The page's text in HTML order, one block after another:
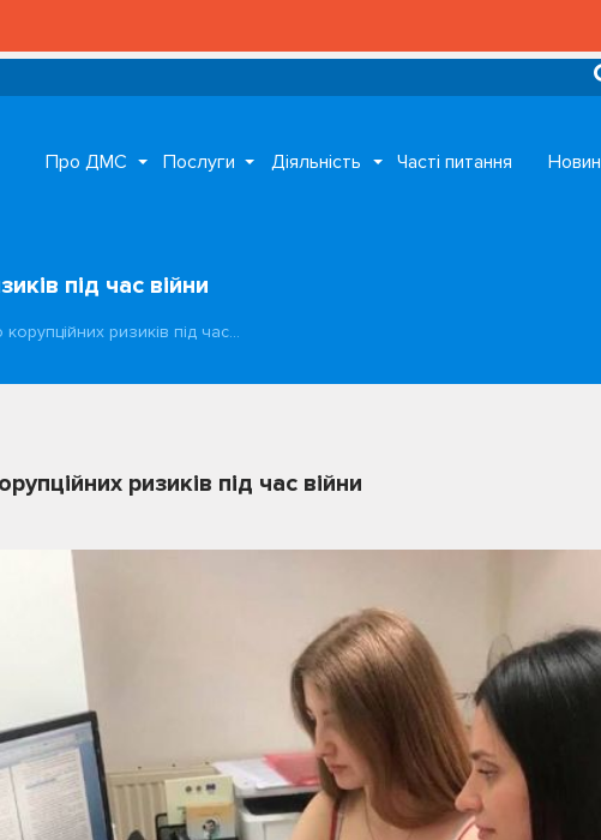
Про ДМС Послуги Діяльність Часті питання
під час війни
ризиків під час…
ризиків під час війни